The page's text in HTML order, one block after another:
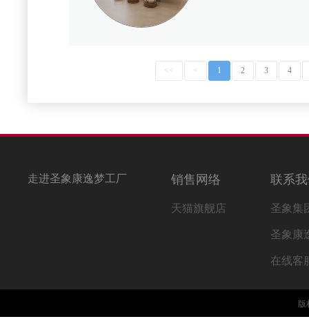
<< < 1 2 3 4
走进圣象康逸梦工厂 销售网络
天猫旗舰店
联系
圣象集
圣象康
在线客
版